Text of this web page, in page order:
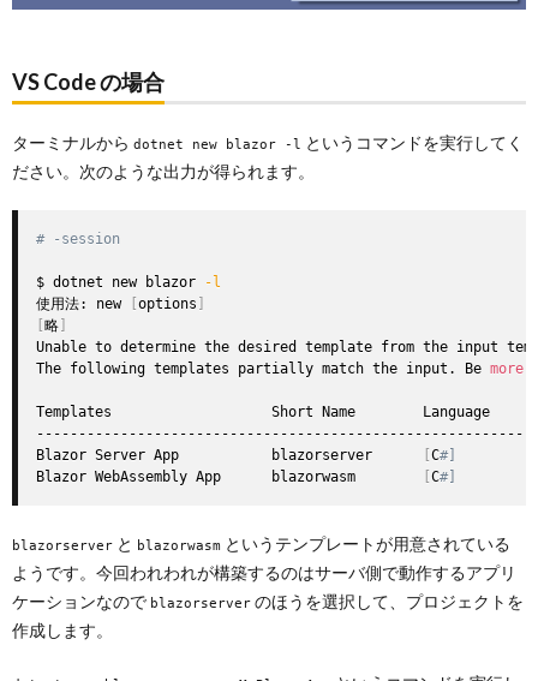
VS Code の場合
ターミナルから dotnet new blazor -l というコマンドを実行してく
ださい。次のような出力が得られます。
# -session
$ dotnet new blazor
-l
使用法: new
options
略
Unable to determine the desired template from the input
The following templates partially match the input. Be more
Templates                   Short Name        Language
Blazor Server App           blazorserver
C#]
Blazor WebAssembly App      blazorwasm
C#]
blazorserver と blazorwasm というテンプレートが用意されている
ようです。今回われわれが構築するのはサーバ側で動作するアプリ
ケーションなので blazorserver のほうを選択して、プロジェクトを
作成します。